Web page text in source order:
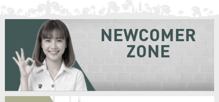
NEWCOMER
ZONE